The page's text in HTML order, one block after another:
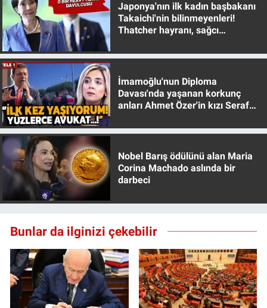
Japonya'nın ilk kadın başbakanı
Takaichi'nin bilinmeyenleri!
Thatcher hayranı, sağcı
İmamoğlu'nun Diploma
Davası'nda yaşanan korkunç
anları Ahmet Özer'in kızı Seraf
Nobel Barış ödülünü alan Maria
Corina Machado aslında bir
darbeci
Bunlar da ilginizi çekebilir
Ne demişti
Nedir
Popüler
Programlar
Sağlık
Spor
Teknoloji
Türkiye'nin Geleceği
Türkiye'nin Gündemi
Yerel Gündem